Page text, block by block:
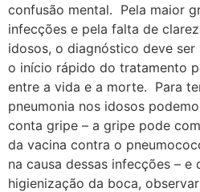
confusão mental. Pela maior
infecções e pela falta de
idosos, o diagnóstico deve
o início rápido do tratamento
entre a vida e a morte. Para
pneumonia nos idosos
conta gripe – a gripe pode
da vacina contra o
na causa dessas infecções –
higienização da boca,